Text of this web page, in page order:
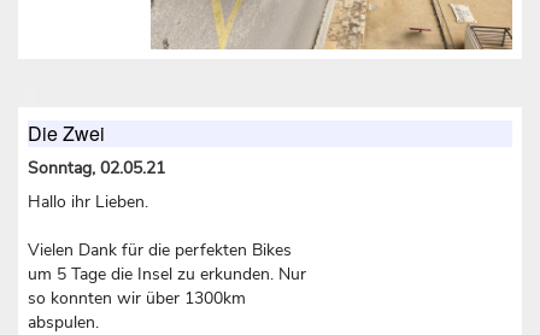
Die Zwei
Sonntag, 02.05.21
Hallo ihr Lieben.
Vielen Dank für die perfekten Bikes
um 5 Tage die Insel zu erkunden. Nur
so konnten wir über 1300km
abspulen.